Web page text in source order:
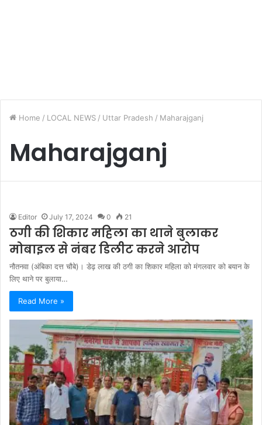
Home / LOCAL NEWS / Uttar Pradesh / Maharajganj
Maharajganj
Editor July 17, 2024 0 21
ठगी की शिकार महिला का थाने बुलाकर
मोबाइल से नंबर डिलीट करने आरोप
नौतनवा (अंबिका दत्त चौबे)। डेढ़ लाख की ठगी का शिकार महिला को मंगलवार को बयान के
लिए थाने पर बुलाया…
Read More »